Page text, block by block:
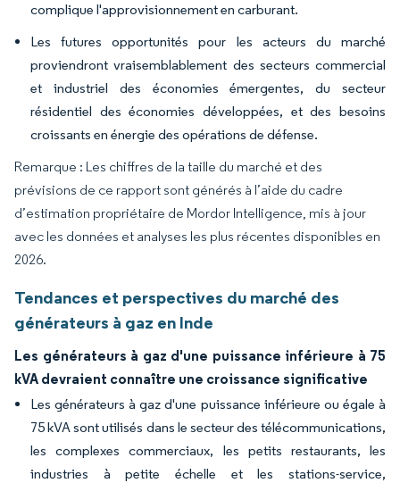
complique l'approvisionnement en carburant.
Les futures opportunités pour les acteurs du marché
proviendront vraisemblablement des secteurs commercial
et industriel des économies émergentes, du secteur
résidentiel des économies développées, et des besoins
croissants en énergie des opérations de défense.
Remarque : Les chiffres de la taille du marché et des
prévisions de ce rapport sont générés à l’aide du cadre
d’estimation propriétaire de Mordor Intelligence, mis à jour
avec les données et analyses les plus récentes disponibles en
2026.
Tendances et perspectives du marché des
générateurs à gaz en Inde
Les générateurs à gaz d'une puissance inférieure à 75
kVA devraient connaître une croissance significative
Les générateurs à gaz d'une puissance inférieure ou égale à
75 kVA sont utilisés dans le secteur des télécommunications,
les complexes commerciaux, les petits restaurants, les
industries à petite échelle et les stations-service,